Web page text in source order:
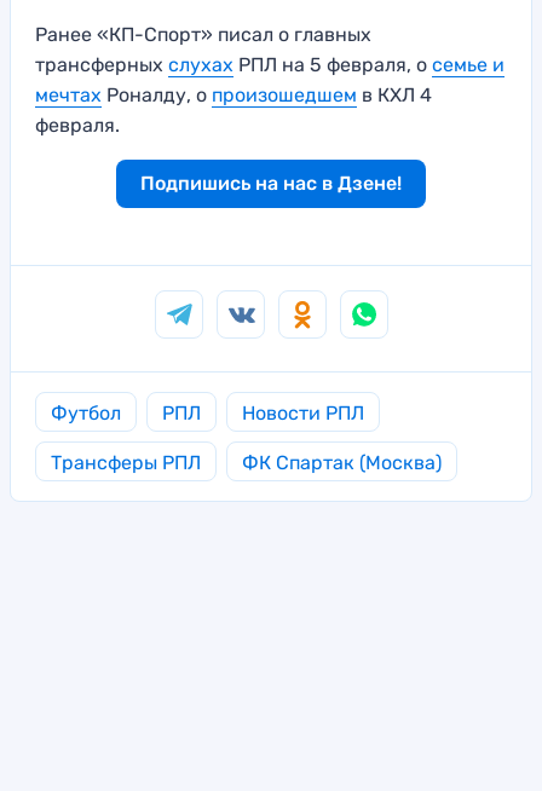
Ранее «КП-Спорт» писал о главных
трансферных слухах РПЛ на 5 февраля, о семье и
мечтах Роналду, о произошедшем в КХЛ 4
февраля.
Подпишись на нас в Дзене!
Футбол РПЛ Новости РПЛ
Трансферы РПЛ ФК Спартак (Москва)